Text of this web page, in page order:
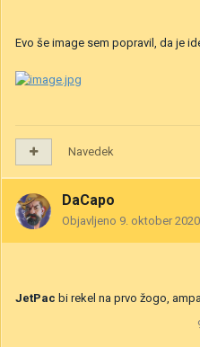
Evo še image sem popravil, da je
Navedek
DaCapo
Objavljeno 9. oktober 2020
JetPac bi rekel na prvo žogo,